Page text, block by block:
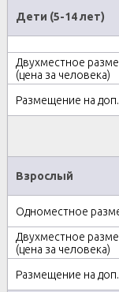
Дети (5-14 лет)
Взрослый